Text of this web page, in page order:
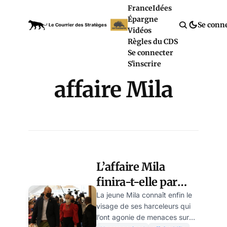
FranceIdées
Épargne
Vidéos
Règles du CDS
Se connecter
S'inscrire
Se
affaire Mila
L’affaire Mila
finira-t-elle par
une manipulation
du Parquet ?
La jeune Mila connaît enfin le
visage de ses harceleurs qui
l’ont agonie de menaces sur